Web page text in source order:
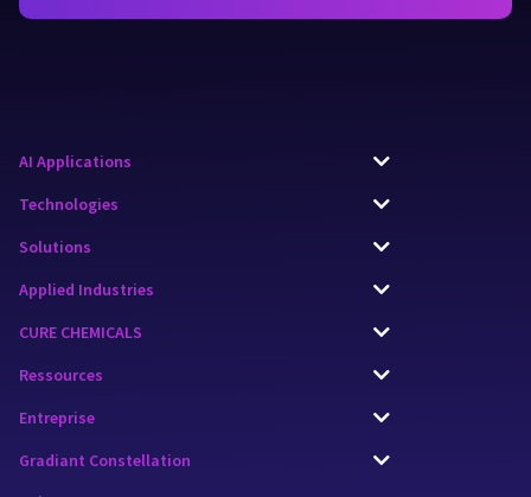
AI Applications
Technologies
Solutions
Applied Industries
CURE CHEMICALS
Ressources
Entreprise
Gradiant Constellation